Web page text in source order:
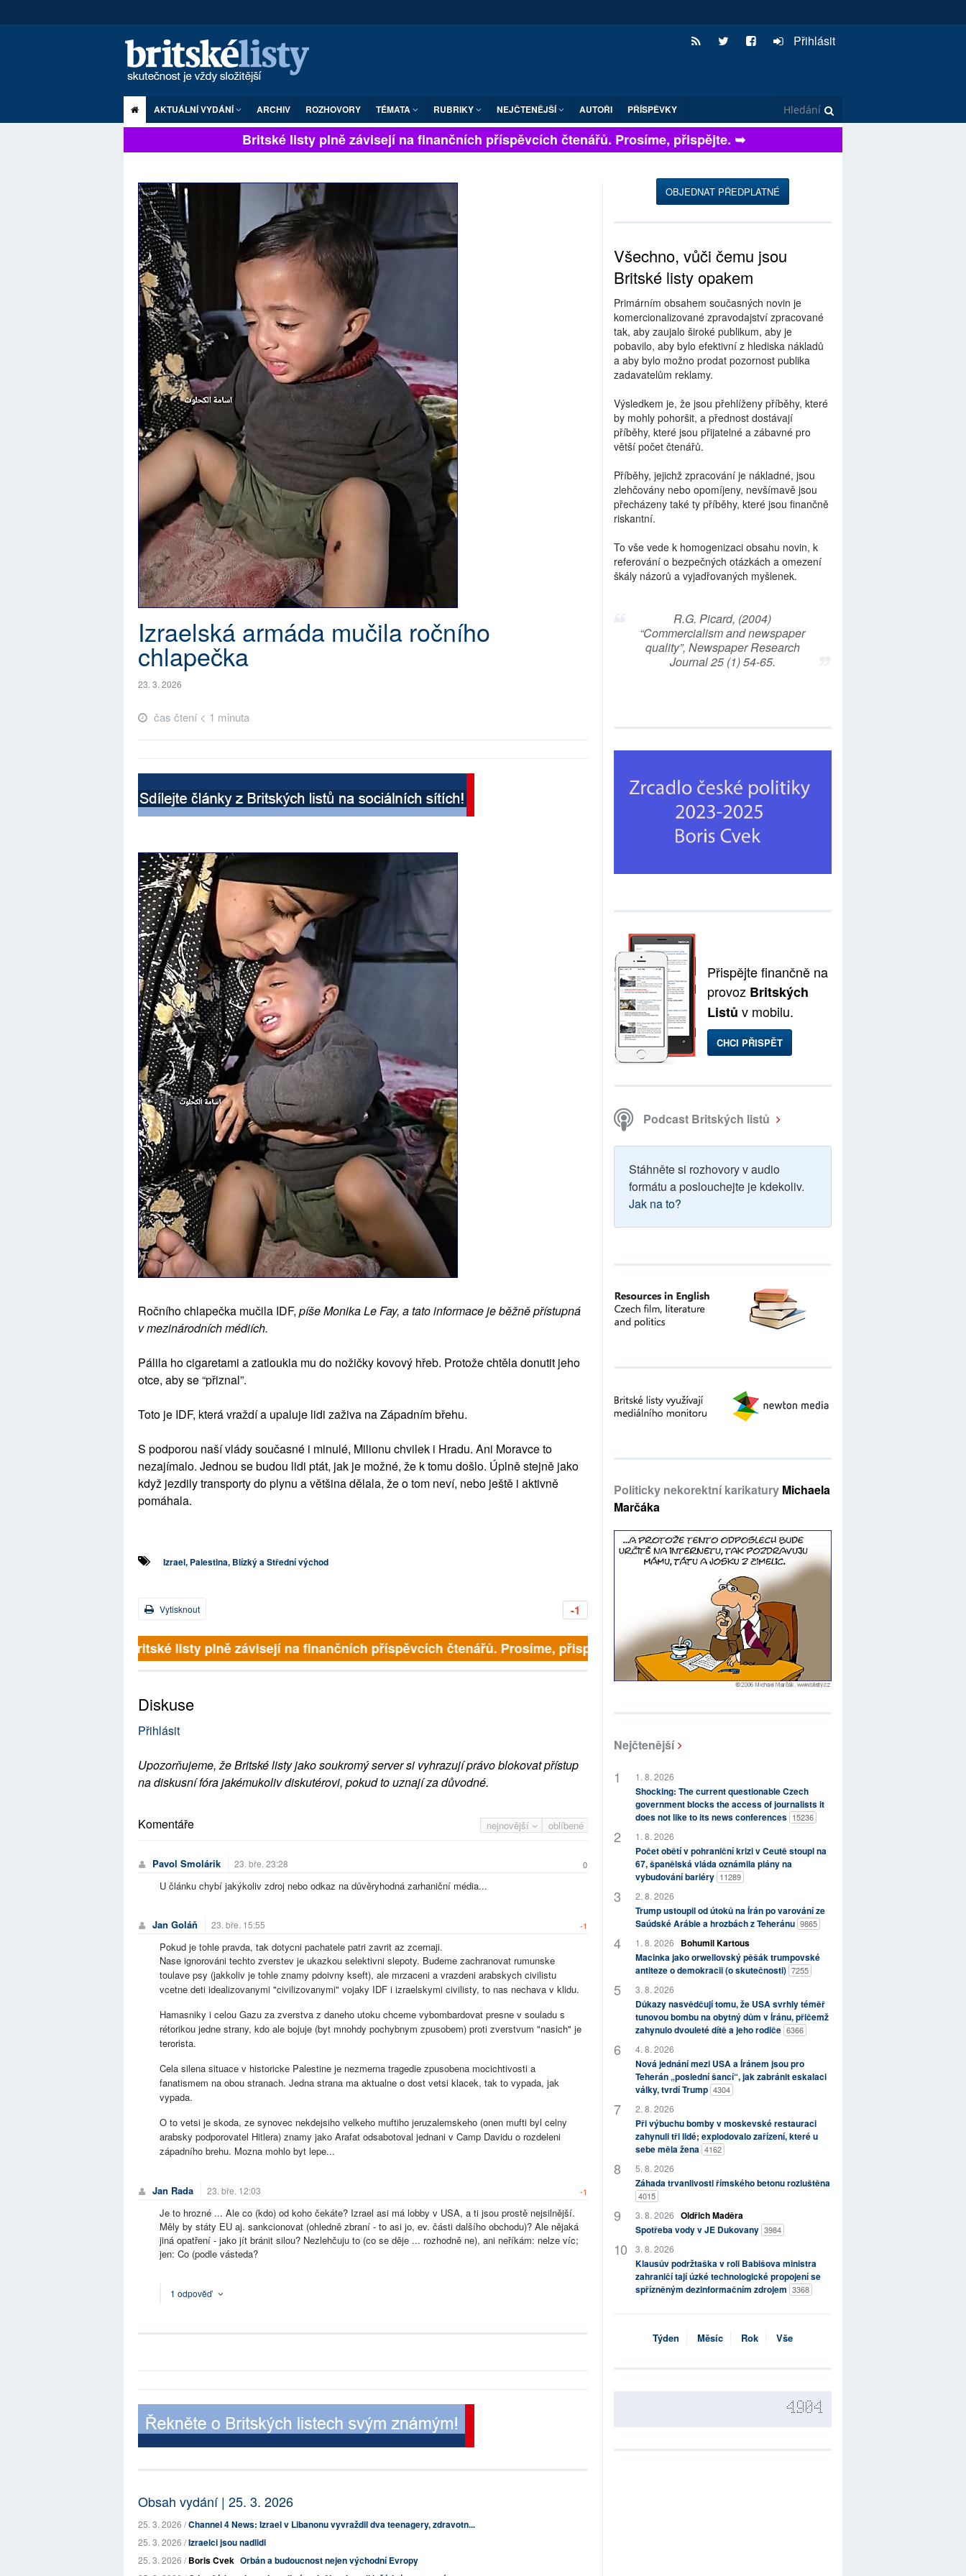
Přihlásit
AKTUÁLNÍ VYDÁNÍ ARCHIV ROZHOVORY TÉMATA RUBRIKY NEJČTENĚJŠÍ AUTOŘI PŘÍSPĚVKY
Britské listy plně závisejí na finančních příspěvcích čtenářů. Prosíme, přispějte. ➥
Izraelská armáda mučila ročního
chlapečka
23. 3. 2026
čas čtení < 1 minuta
Ročního chlapečka mučila IDF, píše Monika Le Fay, a tato informace je běžně přístupná
v mezinárodních médiích.
Pálila ho cigaretami a zatloukla mu do nožičky kovový hřeb. Protože chtěla donutit jeho
otce, aby se “přiznal”.
Toto je IDF, která vraždí a upaluje lidi zaživa na Západním břehu.
S podporou naší vlády současné i minulé, Milionu chvilek i Hradu. Ani Moravce to
nezajímalo. Jednou se budou lidi ptát, jak je možné, že k tomu došlo. Úplně stejně jako
když jezdily transporty do plynu a většina dělala, že o tom neví, nebo ještě i aktivně
pomáhala.
Izrael, Palestina, Blízký a Střední východ
-1
Vytisknout
Britské listy plně závisejí na finančních příspěvcích čtenářů. Prosíme, přispějte. ➥
Diskuse
Přihlásit
Upozorňujeme, že Britské listy jako soukromý server si vyhrazují právo blokovat přístup
na diskusní fóra jakémukoliv diskutérovi, pokud to uznají za důvodné.
nejnovější oblíbené
Komentáře
Pavol Smolárik 23. bře. 23:28 0
U článku chybí jakýkoliv zdroj nebo odkaz na důvěryhodná zarhaniční média...
Jan Goláň 23. bře. 15:55 -1
Pokud je tohle pravda, tak dotycni pachatele patri zavrit az zcernaji.
Nase ignorováni techto zverstev je ukazkou selektivni slepoty. Budeme zachranovat rumunske
toulave psy (jakkoliv je tohle znamy pdoivny kseft), ale mrzaceni a vrazdeni arabskych civilistu
vcetne deti idealizovanymi "civilizovanymi" vojaky IDF i izraelskymi civilisty, to nas nechava v klidu.
Hamasniky i celou Gazu za zverstva z daneho utoku chceme vybombardovat presne v souladu s
rétorikou jedne strany, kdo ale bojuje (byt mnohdy pochybnym zpusobem) proti zverstvum "nasich" je
terorista.
Cela silena situace v historicke Palestine je nezmerna tragedie zpusobena mocichtivosti a
fanatismem na obou stranach. Jedna strana ma aktualne o dost vetsi klacek, tak to vypada, jak
vypada.
O to vetsi je skoda, ze synovec nekdejsiho velkeho muftiho jeruzalemskeho (onen mufti byl celny
arabsky podporovatel Hitlera) znamy jako Arafat odsabotoval jednani v Camp Davidu o rozdeleni
západního brehu. Mozna mohlo byt lepe...
Jan Rada 23. bře. 12:03 -1
Je to hrozné ... Ale co (kdo) od koho čekáte? Izrael asi má lobby v USA, a ti jsou prostě nejsilnější.
Měly by státy EU aj. sankcionovat (ohledně zbraní - to asi jo, ev. části dalšího obchodu)? Ale nějaká
jiná opatření - jako jít bránit silou? Nezlehčuju to (co se děje ... rozhodně ne), ani neříkám: nelze víc;
jen: Co (podle vásteda?
1 odpověď
Obsah vydání | 25. 3. 2026
25. 3. 2026 /Channel 4 News: Izrael v Libanonu vyvraždil dva teenagery, zdravotn...
25. 3. 2026 /Izraelci jsou nadlidi
25. 3. 2026 /Boris Cvek Orbán a budoucnost nejen východní Evropy
OBJEDNAT PŘEDPLATNÉ
Všechno, vůči čemu jsou
Britské listy opakem
Primárním obsahem současných novin je
komercionalizované zpravodajství zpracované
tak, aby zaujalo široké publikum, aby je
pobavilo, aby bylo efektivní z hlediska nákladů
a aby bylo možno prodat pozornost publika
zadavatelům reklamy.
Výsledkem je, že jsou přehlíženy příběhy, které
by mohly pohoršit, a přednost dostávají
příběhy, které jsou přijatelné a zábavné pro
větší počet čtenářů.
Příběhy, jejichž zpracování je nákladné, jsou
zlehčovány nebo opomíjeny, nevšímavě jsou
přecházeny také ty příběhy, které jsou finančně
riskantní.
To vše vede k homogenizaci obsahu novin, k
referování o bezpečných otázkách a omezení
škály názorů a vyjadřovaných myšlenek.
R.G. Picard, (2004)
“Commercialism and newspaper
quality”, Newspaper Research
Journal 25 (1) 54-65.
Přispějte finančně na
provoz Britských
Listů v mobilu.
CHCI PŘISPĚT
Podcast Britských listů
Stáhněte si rozhovory v audio
formátu a poslouchejte je kdekoliv.
Jak na to?
Politicky nekorektní karikatury Michaela
Marčáka
Nejčtenější
1. 8. 2026
Shocking: The current questionable Czech
government blocks the access of journalists it
does not like to its news conferences 15236
1. 8. 2026
Počet obětí v pohraniční krizi v Ceutě stoupl na
67, španělská vláda oznámila plány na
vybudování bariéry 11289
2. 8. 2026
Trump ustoupil od útoků na Írán po varování ze
Saúdské Arábie a hrozbách z Teheránu 9865
1. 8. 2026
Bohumil Kartous
Macinka jako orwellovský pěšák trumpovské
antiteze o demokracii (o skutečnosti) 7255
3. 8. 2026
Důkazy nasvědčují tomu, že USA svrhly téměř
tunovou bombu na obytný dům v Íránu, přičemž
zahynulo dvouleté dítě a jeho rodiče 6366
4. 8. 2026
Nová jednání mezi USA a Íránem jsou pro
Teherán „poslední šancí“, jak zabránit eskalaci
války, tvrdí Trump 4304
2. 8. 2026
Při výbuchu bomby v moskevské restauraci
zahynuli tři lidé; explodovalo zařízení, které u
sebe měla žena 4162
5. 8. 2026
Záhada trvanlivosti římského betonu rozluštěna
4015
3. 8. 2026 Oldřich Maděra
Spotřeba vody v JE Dukovany 3984
3. 8. 2026
Klausův podržtaška v roli Babišova ministra
zahraničí tají úzké technologické propojení se
spřízněným dezinformačním zdrojem 3368
Týden Měsíc Rok Vše
4904